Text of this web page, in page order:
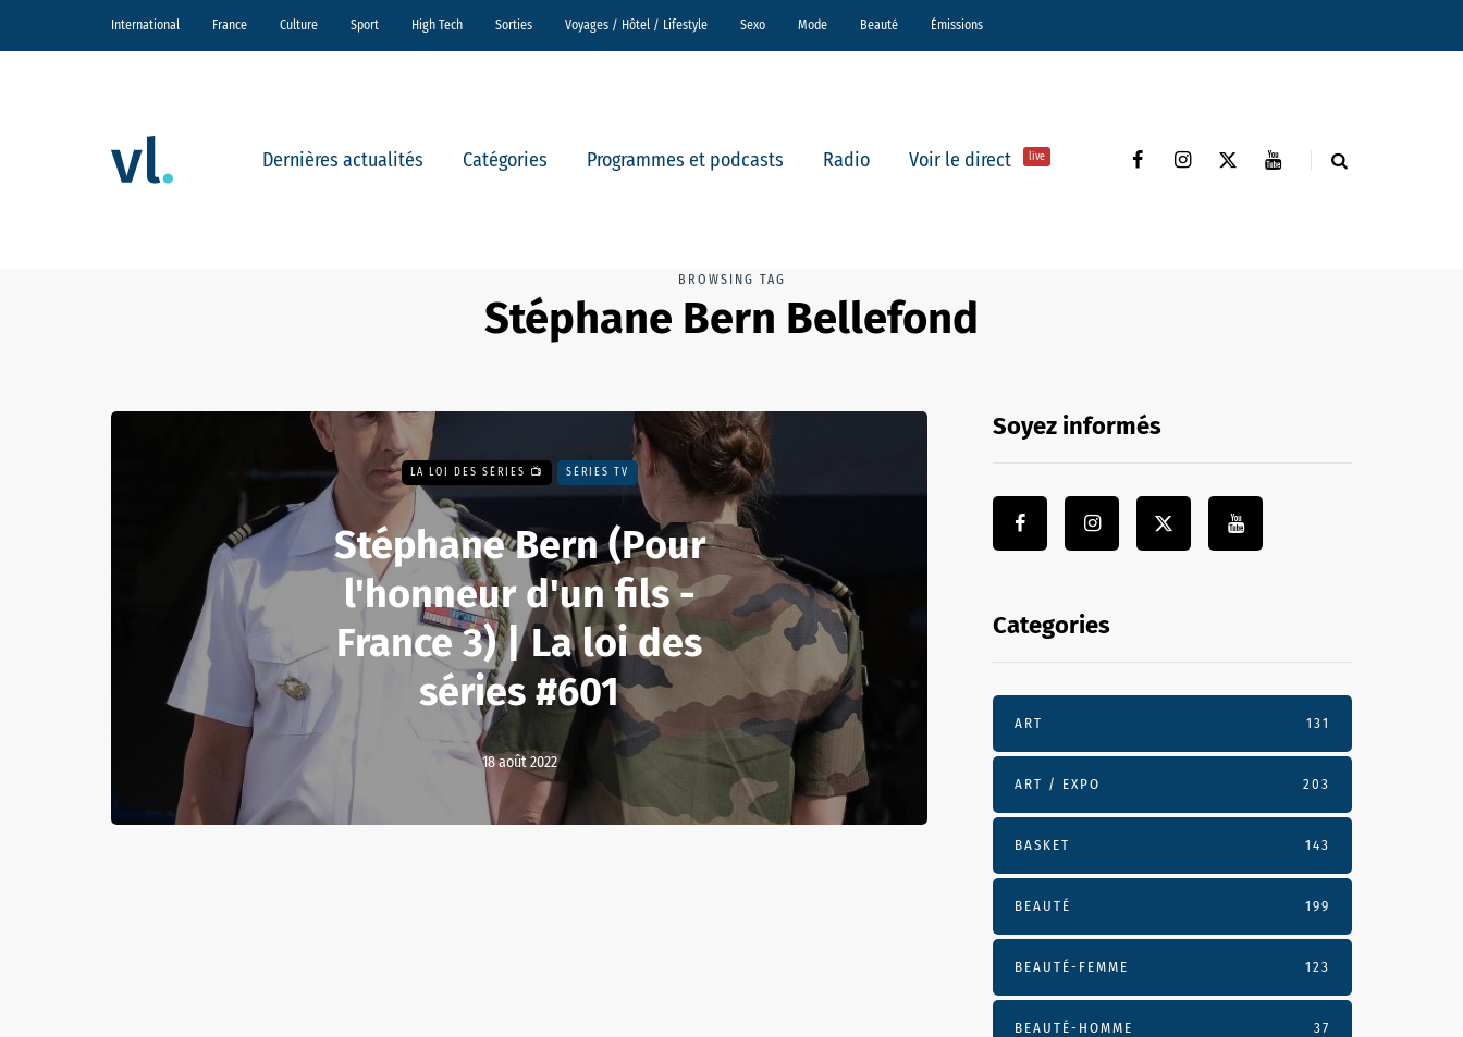
International France Culture Sport High Tech Sorties Voyages / Hôtel / Lifestyle Sexo Mode Beauté Émissions
Dernières actualités Catégories Programmes et podcasts Radio Voir le direct live
BROWSING TAG
Stéphane Bern Bellefond
LA LOI DES SÉRIES 📺 SÉRIES TV
Stéphane Bern (Pour
l'honneur d'un fils -
France 3) | La loi des
séries #601
18 août 2022
Soyez informés
Categories
ART 131
ART / EXPO 203
BASKET 143
BEAUTÉ 199
BEAUTÉ-FEMME 123
BEAUTÉ-HOMME 37